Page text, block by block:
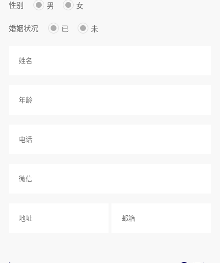
性别 男 女
婚姻状况 已 未